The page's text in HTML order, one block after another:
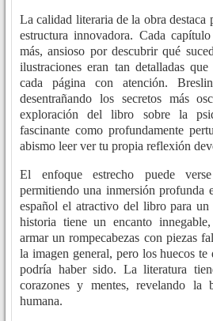
La calidad literaria de la obra destaca
estructura innovadora. Cada
más, ansioso por descubrir qué
ilustraciones eran tan detalladas
cada página con atención.
desentrañando los secretos más
exploración del libro sobre la
fascinante como profundamente
abismo leer ver tu propia reflexión
El enfoque estrecho puede
permitiendo una inmersión profunda
español el atractivo del libro para
historia tiene un encanto
armar un rompecabezas con piezas
la imagen general, pero los huecos te
podría haber sido. La literatura
corazones y mentes, revelando la
humana.